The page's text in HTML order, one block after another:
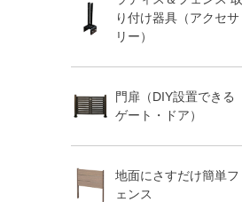
り付け器具（アクセサ
リー）
門扉（DIY設置できる
ゲート・ドア）
地面にさすだけ簡単フ
ェンス